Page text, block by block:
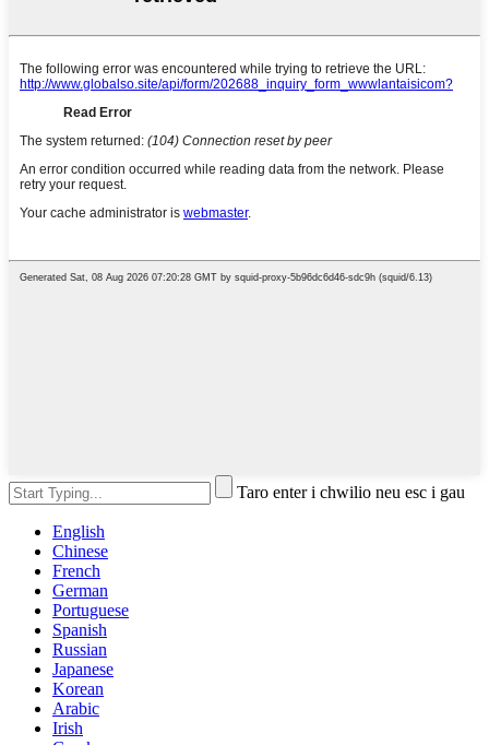
Taro enter i chwilio neu esc i gau
English
Chinese
French
German
Portuguese
Spanish
Russian
Japanese
Korean
Arabic
Irish